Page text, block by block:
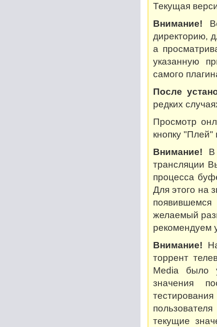
Текущая
Внимание!
директорию,
а
указанную
самого
После
редких
Просмотр
кнопку
Внимание! В
трансляции
процесса
Для этого на
желаемый
рекомендуем
Внимание!
торрент
Media было
значения
текущие